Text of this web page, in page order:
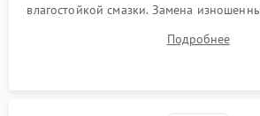
влагостойкой смазки. Замена
или поврежденной резиновой
Подробнее